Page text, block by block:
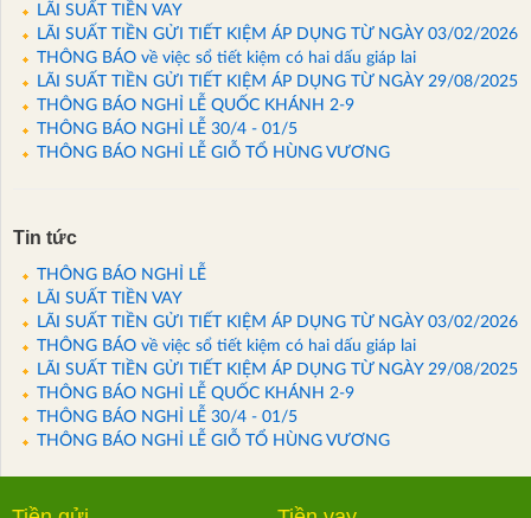
LÃI SUẤT TIỀN VAY
LÃI SUẤT TIỀN GỬI TIẾT KIỆM ÁP DỤNG TỪ NGÀY 03/02/2026
THÔNG BÁO về việc sổ tiết kiệm có hai dấu giáp lai
LÃI SUẤT TIỀN GỬI TIẾT KIỆM ÁP DỤNG TỪ NGÀY 29/08/2025
THÔNG BÁO NGHỈ LỄ QUỐC KHÁNH 2-9
THÔNG BÁO NGHỈ LỄ 30/4 - 01/5
THÔNG BÁO NGHỈ LỄ GIỖ TỔ HÙNG VƯƠNG
Tin tức
THÔNG BÁO NGHỈ LỄ
LÃI SUẤT TIỀN VAY
LÃI SUẤT TIỀN GỬI TIẾT KIỆM ÁP DỤNG TỪ NGÀY 03/02/2026
THÔNG BÁO về việc sổ tiết kiệm có hai dấu giáp lai
LÃI SUẤT TIỀN GỬI TIẾT KIỆM ÁP DỤNG TỪ NGÀY 29/08/2025
THÔNG BÁO NGHỈ LỄ QUỐC KHÁNH 2-9
THÔNG BÁO NGHỈ LỄ 30/4 - 01/5
THÔNG BÁO NGHỈ LỄ GIỖ TỔ HÙNG VƯƠNG